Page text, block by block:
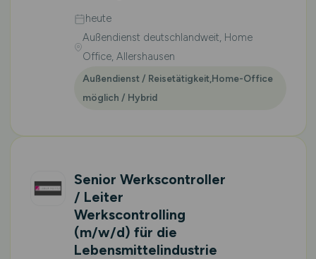
heute
Außendienst deutschlandweit, Home
Office, Allershausen
Außendienst / Reisetätigkeit,Home-Office
möglich / Hybrid
Senior Werkscontroller
/ Leiter
Werkscontrolling
(m/w/d) für die
Lebensmittelindustrie